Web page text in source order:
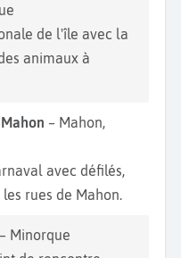
de l'île avec la
animaux à
– Mahon,
avec défilés,
rues de Mahon.
– Minorque